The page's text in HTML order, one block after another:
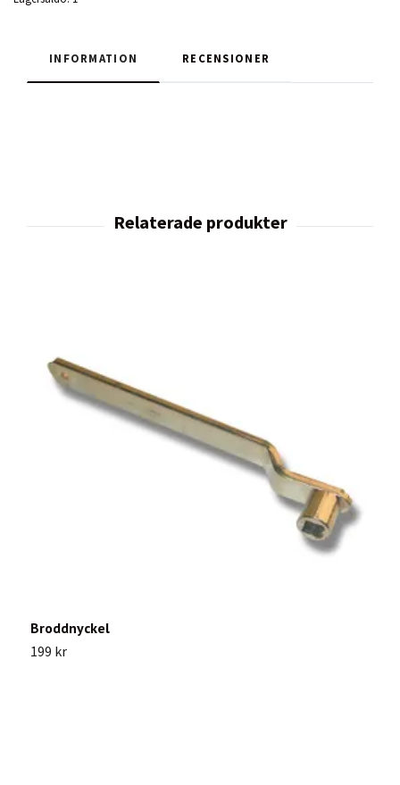
INFORMATION RECENSIONER
Broddnyckel
199 kr